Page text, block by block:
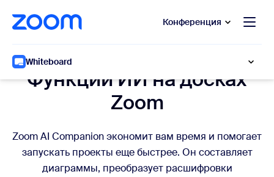
содержанию
в чат помощи Конференция
Whiteboard
Функции ИИ на досках
Zoom
Zoom AI Companion экономит вам время и помогает
запускать проекты еще быстрее. Он составляет
диаграммы, преобразует расшифровки